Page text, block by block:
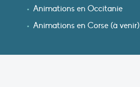
Animations en Occitanie
Animations en Corse (à venir)